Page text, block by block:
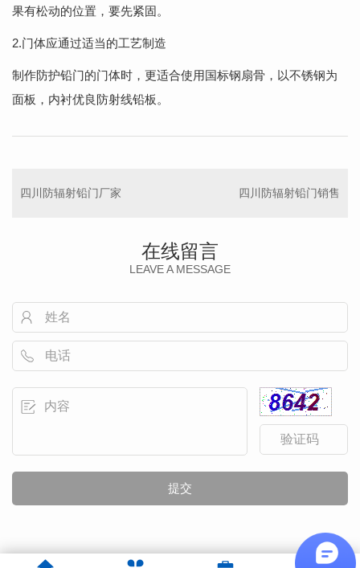
果有松动的位置，要先紧固。
2.门体应通过适当的工艺制造
制作防护铅门的门体时，更适合使用国标钢扇骨，以不锈钢为
面板，内衬优良防射线铅板。
四川防辐射铅门厂家 四川防辐射铅门销售
在线留言
LEAVE A MESSAGE